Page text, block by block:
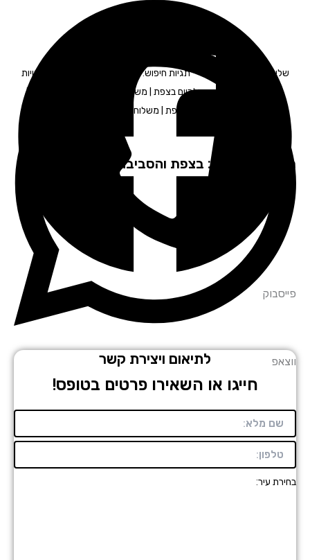
לעסקים בצפת – תגיות חיפוש: חברת משלוחים בצפת | שליחויות
בצפת | שליחויות מהיום להיום בצפת | משלוחים מעכשיו לעכשיו בצפת |
שליחות משפטית בצפת | משלוחן בצפת | שליח בצפת
שירות: בצפת והסביבה
לתיאום ויצירת קשר
חייגו או השאירו פרטים בטופס!
עיר: